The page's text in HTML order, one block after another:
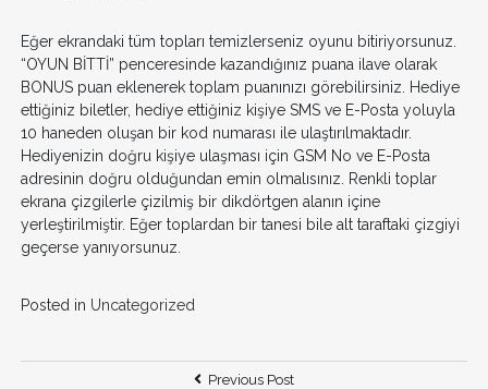
Eğer ekrandaki tüm topları temizlerseniz oyunu bitiriyorsunuz.
“OYUN BİTTİ” penceresinde kazandığınız puana ilave olarak
BONUS puan eklenerek toplam puanınızı görebilirsiniz. Hediye
ettiğiniz biletler, hediye ettiğiniz kişiye SMS ve E-Posta yoluyla
10 haneden oluşan bir kod numarası ile ulaştırılmaktadır.
Hediyenizin doğru kişiye ulaşması için GSM No ve E-Posta
adresinin doğru olduğundan emin olmalısınız. Renkli toplar
ekrana çizgilerle çizilmiş bir dikdörtgen alanın içine
yerleştirilmiştir. Eğer toplardan bir tanesi bile alt taraftaki çizgiyi
geçerse yanıyorsunuz.
Posted in Uncategorized
Previous PostPrevious